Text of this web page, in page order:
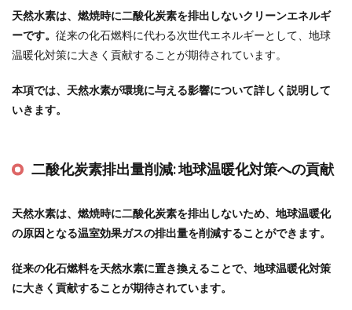
天然水素は、燃焼時に二酸化炭素を排出しないクリーンエネルギ
ーです。 従来の化石燃料に代わる次世代エネルギーとして、地球
温暖化対策に大きく貢献することが期待されています。
本項では、天然水素が環境に与える影響について詳しく説明して
いきます。
二酸化炭素排出量削減:地球温暖化対策への貢献
天然水素は、燃焼時に二酸化炭素を排出しないため、地球温暖化
の原因となる温室効果ガスの排出量を削減することができます。
従来の化石燃料を天然水素に置き換えることで、地球温暖化対策
に大きく貢献することが期待されています。